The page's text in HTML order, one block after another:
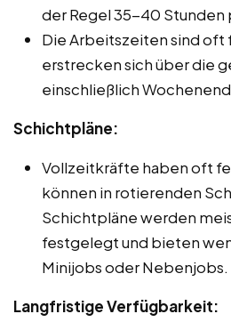
der Regel 35-40 Stunden
Die Arbeitszeiten sind oft
erstrecken sich über die
einschließlich
Schichtpläne:
Vollzeitkräfte haben oft
können in rotierenden
Schichtpläne werden
festgelegt und bieten
Minijobs oder Nebenjobs.
Langfristige Verfügbarkeit: